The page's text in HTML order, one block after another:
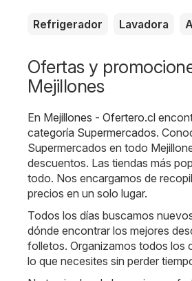
Refrigerador Lavadora
Ofertas y
Mejillones
En Mejillones - Ofertero.cl
categoría Supermercados.
Supermercados en todo
descuentos. Las tiendas más
todo. Nos encargamos de
precios en un solo lugar.
Todos los días buscamos
dónde encontrar los mejores
folletos. Organizamos todos los
lo que necesites sin perder